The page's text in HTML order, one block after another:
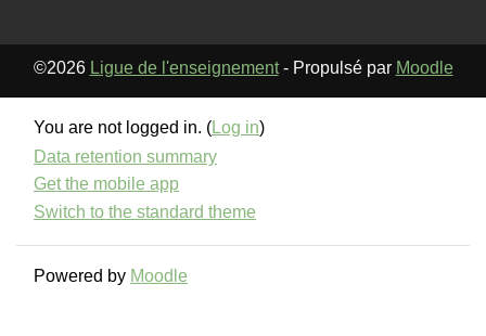
©2026 Ligue de l'enseignement- Propulsé par Moodle
You are not logged in. (Log in)
Data retention summary
Get the mobile app
Switch to the standard theme
Powered by Moodle